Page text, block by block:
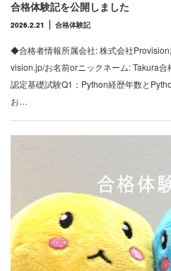
合格体験記を公開しました
2026.2.21 合格体験記
◆合格者情報所属会社: 株式会社
vision.jp/お名前orニックネーム: Takura
認定基礎試験Q1：Python経歴年数と
お…